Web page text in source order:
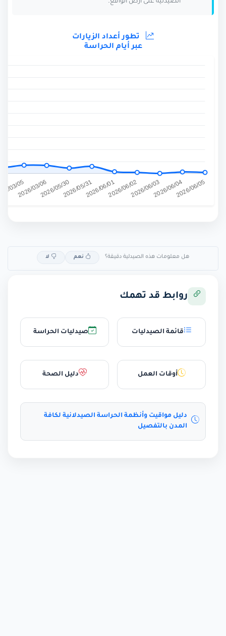
تطور أعداد الزيارات
عبر أيام الحراسة
هل معلومات هذه الصيدلية دقيقة؟ نعم لا
روابط قد تهمك
قائمة الصيدليات صيدليات الحراسة
أوقات العمل دليل الصحة
دليل مواقيت وأنظمة الحراسة الصيدلانية لكافة
المدن بالتفصيل